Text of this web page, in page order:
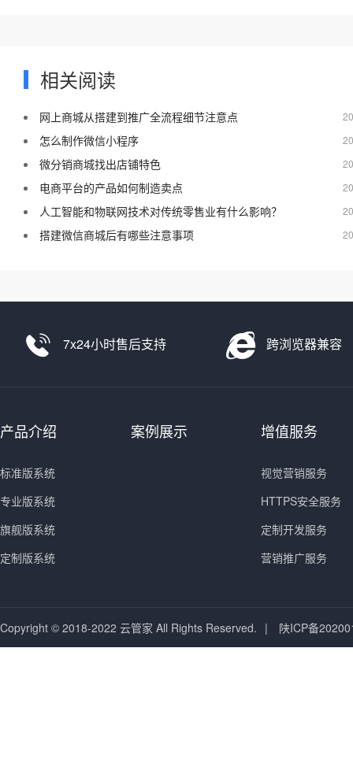
相关阅读
网上商城从搭建到推广全流程细节注意点
怎么制作微信小程序
微分销商城找出店铺特色
电商平台的产品如何制造卖点
人工智能和物联网技术对传统零售业有什么影响？
搭建微信商城后有哪些注意事项
7x24小时售后支持 跨浏览器兼容
产品介绍
标准版系统
专业版系统
旗舰版系统
定制版系统
案例展示 增值服务
视觉营销服务
HTTPS安全服务
定制开发服务
营销推广服务
Copyright © 2018-2022 云管家 All Rights Reserved. | 陕ICP备